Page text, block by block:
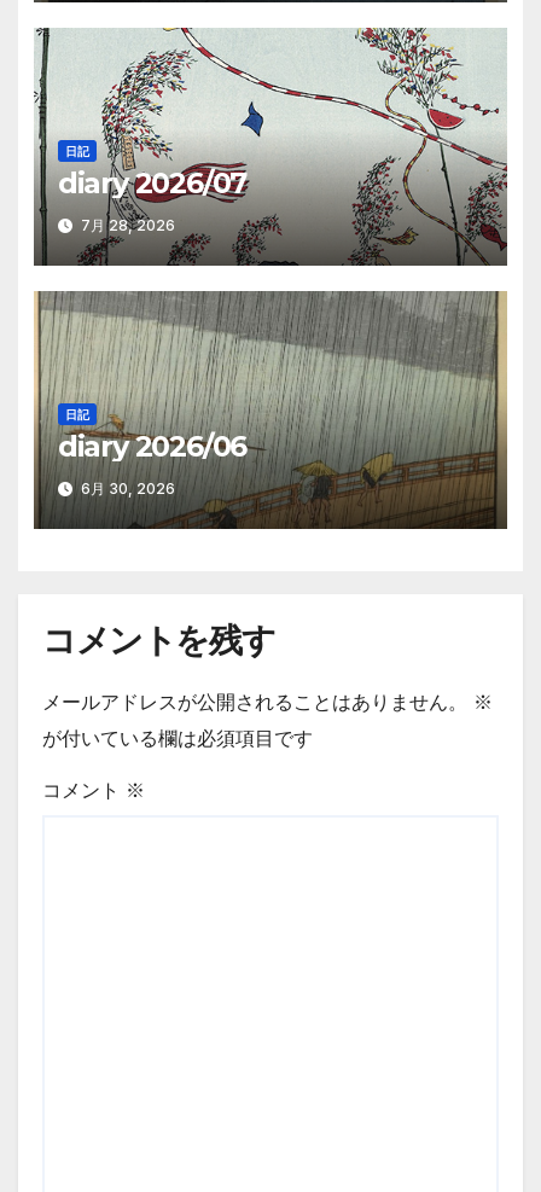
日記
diary 2026/07
7月 28, 2026
日記
diary 2026/06
6月 30, 2026
コメントを残す
メールアドレスが公開されることはありません。
※
が付いている欄は必須項目です
コメント ※